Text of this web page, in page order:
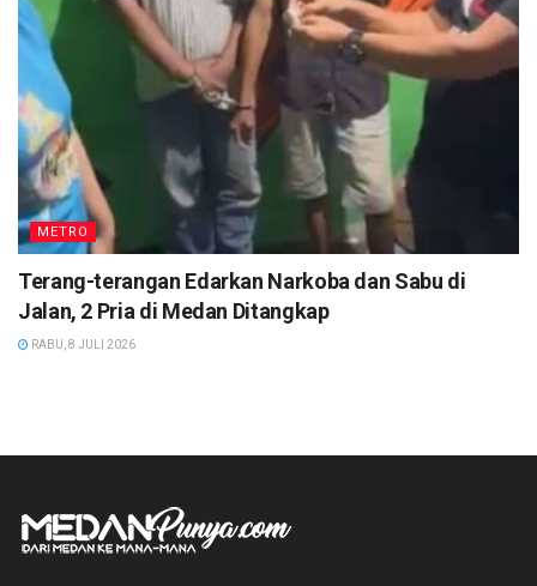
METRO
Terang-terangan Edarkan Narkoba dan Sabu di
Jalan, 2 Pria di Medan Ditangkap
RABU, 8 JULI 2026